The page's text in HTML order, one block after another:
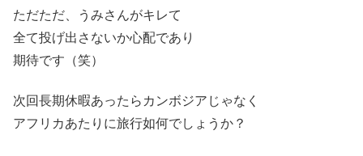
ただただ、うみさんがキレて
全て投げ出さないか心配であり
期待です（笑）
次回長期休暇あったらカンボジアじゃなく
アフリカあたりに旅行如何でしょうか？